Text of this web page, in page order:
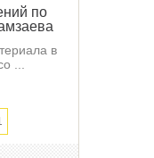
по
в
...